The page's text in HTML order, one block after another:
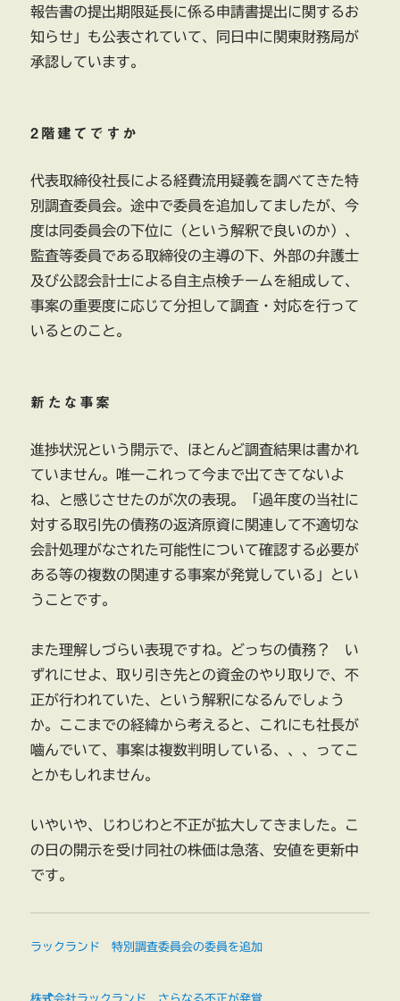
報告書の提出期限延長に係る申請書提出に関するお
知らせ」も公表されていて、同日中に関東財務局が
承認しています。
2階建てですか
代表取締役社長による経費流用疑義を調べてきた特
別調査委員会。途中で委員を追加してましたが、今
度は同委員会の下位に（という解釈で良いのか）、
監査等委員である取締役の主導の下、外部の弁護士
及び公認会計士による自主点検チームを組成して、
事案の重要度に応じて分担して調査・対応を行って
いるとのこと。
新たな事案
進捗状況という開示で、ほとんど調査結果は書かれ
ていません。唯一これって今まで出てきてないよ
ね、と感じさせたのが次の表現。「過年度の当社に
対する取引先の債務の返済原資に関連して不適切な
会計処理がなされた可能性について確認する必要が
ある等の複数の関連する事案が発覚している」とい
うことです。
また理解しづらい表現ですね。どっちの債務？ い
ずれにせよ、取り引き先との資金のやり取りで、不
正が行われていた、という解釈になるんでしょう
か。ここまでの経緯から考えると、これにも社長が
嚙んでいて、事案は複数判明している、、、ってこ
とかもしれません。
いやいや、じわじわと不正が拡大してきました。こ
の日の開示を受け同社の株価は急落、安値を更新中
です。
ラックランド 特別調査委員会の委員を追加